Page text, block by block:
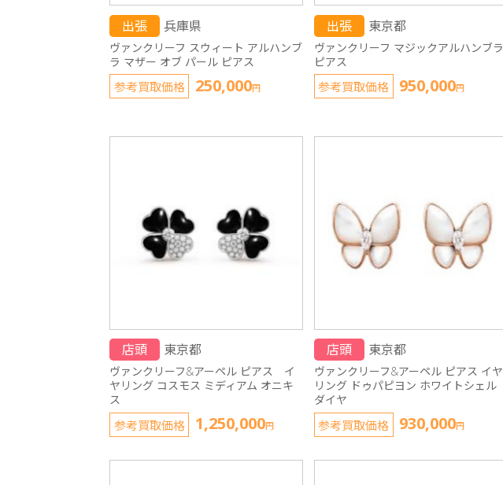
出張 兵庫県
ヴァンクリーフ スウィート アルハンブ
ラ マザー オブ パール ピアス
参考買取価格 250,000円
出張 東京都
ヴァンクリーフ マジックアルハンブラ
ピアス
参考買取価格 950,000円
店頭 東京都
ヴァンクリーフ&アーペル ピアス イ
ヤリング コスモス ミディアム オニキ
ス
参考買取価格 1,250,000円
店頭 東京都
ヴァンクリーフ&アーペル ピアス イヤ
リング ドゥパピヨン ホワイトシェル
ダイヤ
参考買取価格 930,000円